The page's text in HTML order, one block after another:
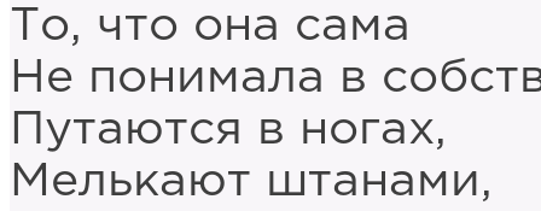
То, что она сама
Не понимала в
Путаются в ногах,
Мелькают штанами,